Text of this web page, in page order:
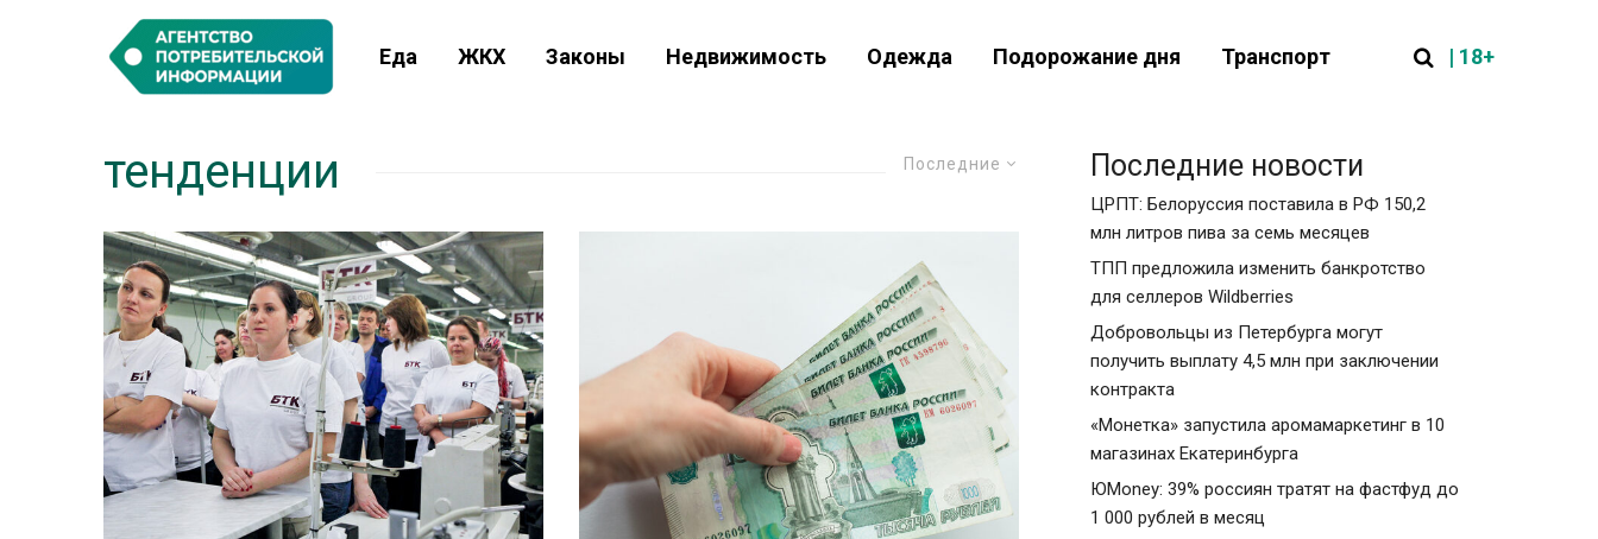
Еда ЖКХ Законы Недвижимость Одежда Подорожание дня Транспорт | 18+
Последние
тенденции Последние новости
ЦРПТ: Белоруссия поставила в РФ 150,2
млн литров пива за семь месяцев
ТПП предложила изменить банкротство
для селлеров Wildberries
Добровольцы из Петербурга могут
получить выплату 4,5 млн при заключении
контракта
«Монетка» запустила аромамаркетинг в 10
магазинах Екатеринбурга
ЮMoney: 39% россиян тратят на фастфуд до
1 000 рублей в месяц